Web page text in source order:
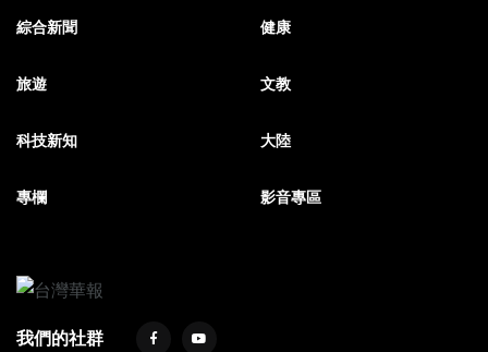
綜合新聞 健康
旅遊 文教
科技新知 大陸
專欄 影音專區
我們的社群